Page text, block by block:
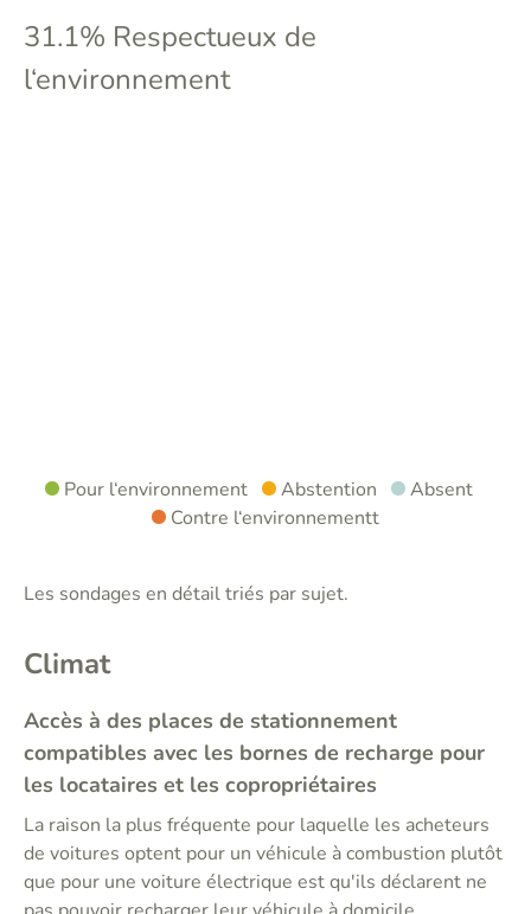
31.1% Respectueux de
l‘environnement
Pour l‘environnement Abstention
Absent
Contre l‘environnementt
Les sondages en détail triés par sujet.
Climat
Accès à des places de stationnement
compatibles avec les bornes de recharge pour
les locataires et les copropriétaires
La raison la plus fréquente pour laquelle les acheteurs
de voitures optent pour un véhicule à combustion plutôt
que pour une voiture électrique est qu'ils déclarent ne